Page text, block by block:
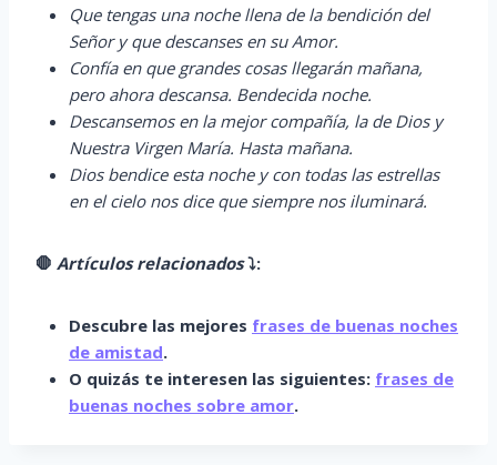
Que tengas una noche llena de la bendición del
Señor y que descanses en su Amor.
Confía en que grandes cosas llegarán mañana,
pero ahora descansa. Bendecida noche.
Descansemos en la mejor compañía, la de Dios y
Nuestra Virgen María. Hasta mañana.
Dios bendice esta noche y con todas las estrellas
en el cielo nos dice que siempre nos iluminará.
🛑 Artículos relacionados⤵️:
Descubre las mejores frases de buenas noches
de amistad.
O quizás te interesen las siguientes: frases de
buenas noches sobre amor.